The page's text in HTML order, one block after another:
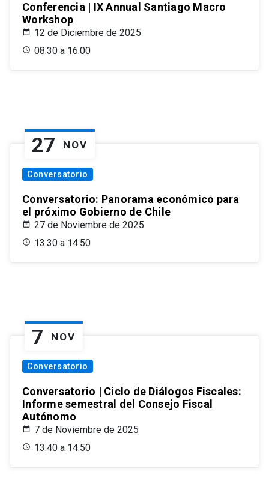
Conferencia | IX Annual Santiago Macro
Workshop
12 de Diciembre de 2025
08:30 a 16:00
27 NOV
Conversatorio
Conversatorio: Panorama económico para
el próximo Gobierno de Chile
27 de Noviembre de 2025
13:30 a 14:50
7 NOV
Conversatorio
Conversatorio | Ciclo de Diálogos Fiscales:
Informe semestral del Consejo Fiscal
Autónomo
7 de Noviembre de 2025
13:40 a 14:50